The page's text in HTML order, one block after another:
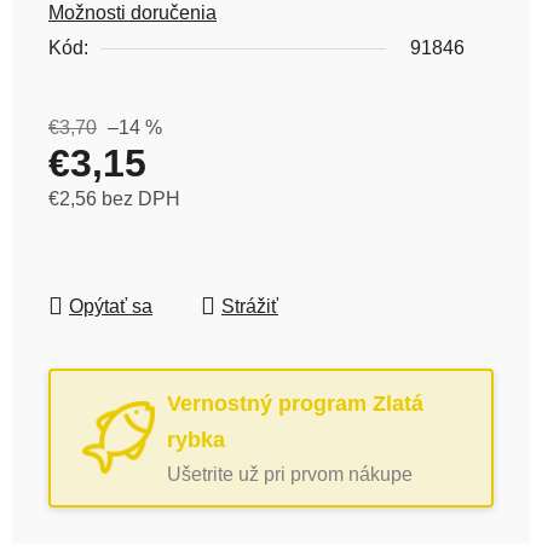
Možnosti doručenia
Kód:
91846
€3,70 –14 %
€3,15
€2,56 bez DPH
Opýtať sa Strážiť
Vernostný program Zlatá
rybka
Ušetrite už pri prvom nákupe